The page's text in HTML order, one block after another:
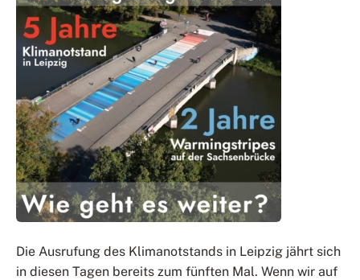
Die Ausrufung des Klimanotstands in Leipzig jährt sich
in diesen Tagen bereits zum fünften Mal. Wenn wir auf